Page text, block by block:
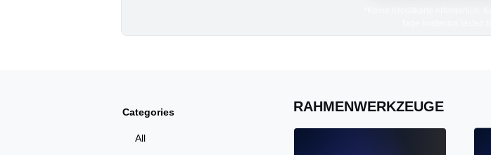
Categories
All
RAHMENWERKZEUGE